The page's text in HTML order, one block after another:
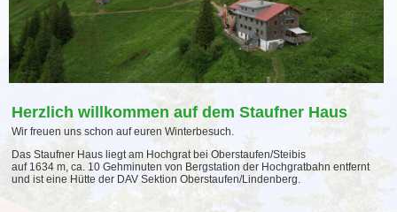
Herzlich willkommen auf dem Staufner Haus
Wir freuen uns schon auf euren Winterbesuch.
Das Staufner Haus liegt am Hochgrat bei Oberstaufen/Steibis
auf 1634 m, ca. 10 Gehminuten von Bergstation der Hochgratbahn entfernt
und ist eine Hütte der DAV Sektion Oberstaufen/Lindenberg.